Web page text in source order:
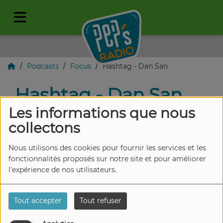
Les informations que nous
collectons
Nous utilisons des cookies pour fournir les services et les
fonctionnalités proposés sur notre site et pour améliorer
l'expérience de nos utilisateurs.
Tout accepter Tout refuser
Podcasts Focus Hashtag - Dan San
Hashtag - Dan San